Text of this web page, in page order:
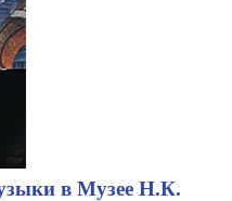
в Музее Н.К.